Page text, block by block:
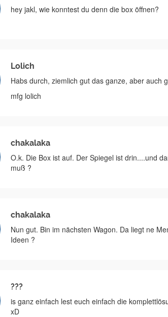
hey jakl, wie konntest du denn die box öffnen?
Lolich
Habs durch, ziemlich gut das ganze, aber auch
mfg lolich
chakalaka
O.k. Die Box ist auf. Der Spiegel ist drin....und
muß ?
chakalaka
Nun gut. Bin im nächsten Wagon. Da liegt ne
Ideen ?
???
is ganz einfach lest euch einfach die
xD